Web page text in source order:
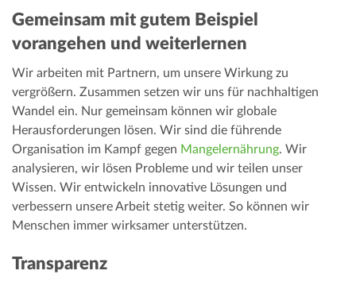
Gemeinsam mit gutem Beispiel
vorangehen und weiterlernen
Wir arbeiten mit Partnern, um unsere Wirkung zu
vergrößern. Zusammen setzen wir uns für nachhaltigen
Wandel ein. Nur gemeinsam können wir globale
Herausforderungen lösen. Wir sind die führende
Organisation im Kampf gegen Mangelernährung. Wir
analysieren, wir lösen Probleme und wir teilen unser
Wissen. Wir entwickeln innovative Lösungen und
verbessern unsere Arbeit stetig weiter. So können wir
Menschen immer wirksamer unterstützen.
Transparenz